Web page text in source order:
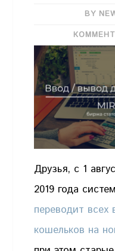
BY
Друзья, с 1
2019 года
переводит всех
кошельков на